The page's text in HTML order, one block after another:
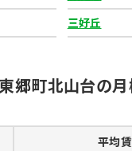
三好丘
郷町北山台の
平均